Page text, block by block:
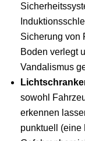
Sicherung von
Boden verlegt
Vandalismus
sowohl
erkennen
punktuell (eine